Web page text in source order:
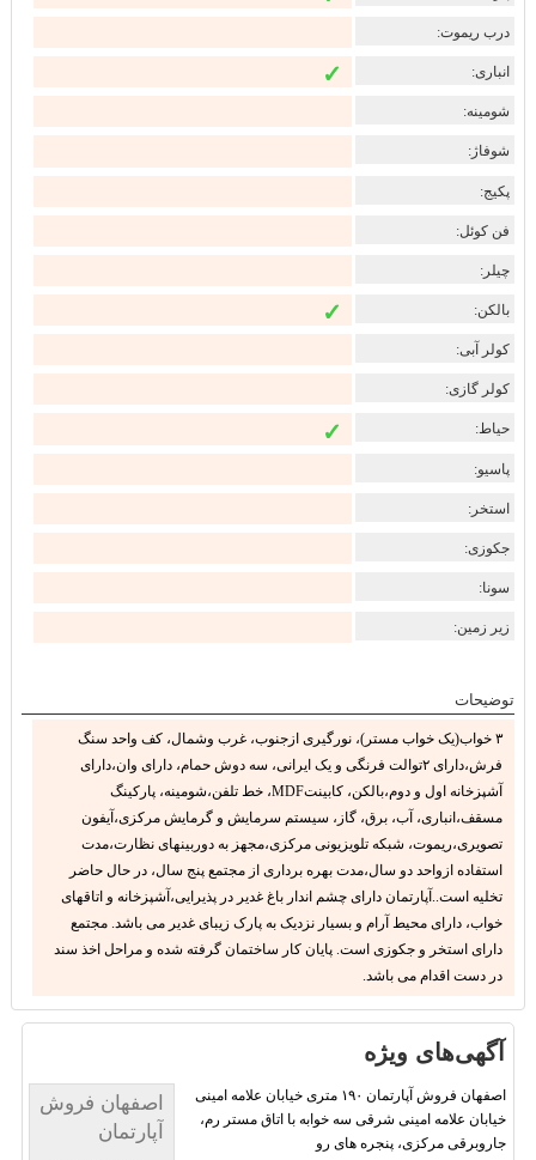
درب ریموت:
انباری: ✓
شومینه:
شوفاژ:
پکیج:
فن کوئل:
چیلر:
بالکن: ✓
کولر آبی:
کولر گازی:
حیاط: ✓
پاسیو:
استخر:
جکوزی:
سونا:
زیر زمین:
توضیحات
۳ خواب(یک خواب مستر)، نورگیری ازجنوب، غرب وشمال، کف واحد سنگ
فرش،دارای ۲توالت فرنگی و یک ایرانی، سه دوش حمام، دارای وان،دارای
آشپزخانه اول و دوم،بالکن، کابینتMDF، خط تلفن،شومینه، پارکینگ
مسقف،انباری، آب، برق، گاز، سیستم سرمایش و گرمایش مرکزی،آیفون
تصویری،ریموت، شبکه تلویزیونی مرکزی،مجهز به دوربینهای نظارت،مدت
استفاده ازواحد دو سال،مدت بهره برداری از مجتمع پنج سال، در حال حاضر
تخلیه است..آپارتمان دارای چشم اندار باغ غدیر در پذیرایی،آشپزخانه و اتاقهای
خواب، دارای محیط آرام و بسیار نزدیک به پارک زیبای غدیر می باشد. مجتمع
دارای استخر و جکوزی است. پایان کار ساختمان گرفته شده و مراحل اخذ سند
در دست اقدام می باشد.
آگهی‌های ویژه
اصفهان فروش
آپارتمان
اصفهان فروش آپارتمان ۱۹۰ متری خیابان علامه امینی
خیابان علامه امینی شرقی سه خوابه با اتاق مستر رم،
جاروبرقی مرکزی، پنجره های رو